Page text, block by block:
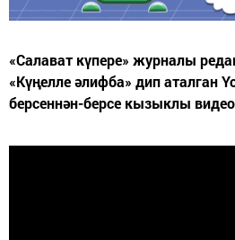
«Салават күпере» журналы
«Күңелле әлифба» дип аталган
берсеннән-берсе кызыклы